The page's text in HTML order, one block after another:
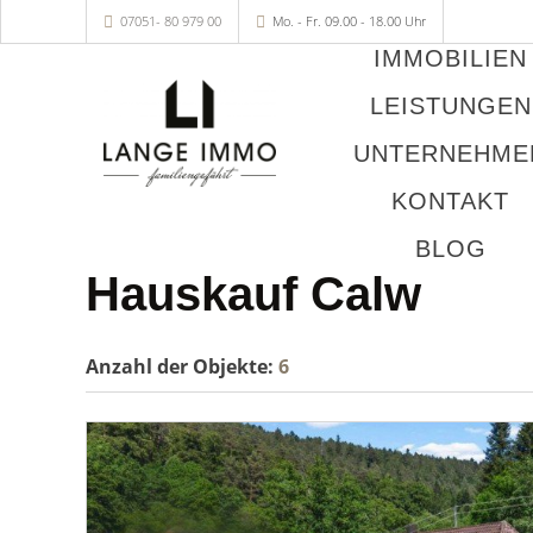
07051- 80 979 00 Mo. - Fr. 09.00 - 18.00 Uhr
IMMOBILIEN
LEISTUNGEN
KONTAKT
BLOG
Hauskauf Calw
Anzahl der Objekte: 6